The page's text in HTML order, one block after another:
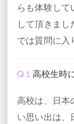
らも体験して
して頂きまし
では質問に入
Q１ 高校生時
高校は、日本
い思い出は、